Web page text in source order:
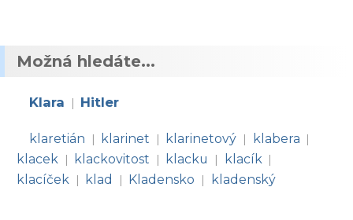
Možná hledáte...
Klara | Hitler
klaretián | klarinet | klarinetový | klabera |
klacek | klackovitost | klacku | klacík |
klacíček | klad | Kladensko | kladenský